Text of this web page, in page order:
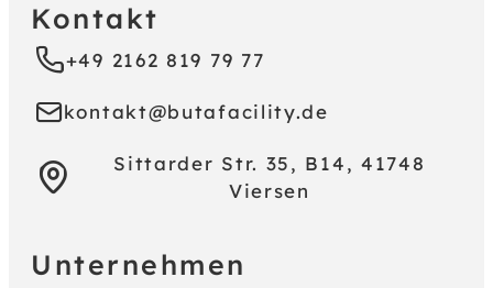
Kontakt
+49 2162 819 79 77
kontakt@butafacility.de
Sittarder Str. 35, B14, 41748
Viersen
Unternehmen